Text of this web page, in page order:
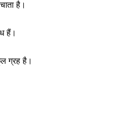
है।
हैं।
ग्रह है।